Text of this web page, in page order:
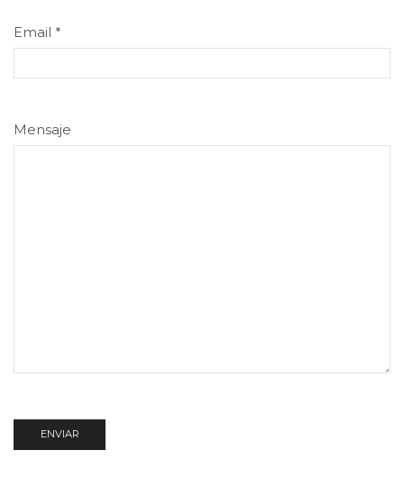
Email *
Mensaje